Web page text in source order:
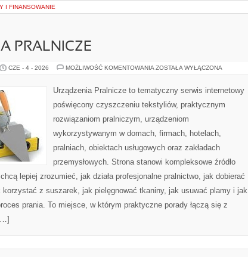
I FINANSOWANIE
PRALNICZE
CZE - 4 - 2026 MOŻLIWOŚĆ KOMENTOWANIA URZĄDZENIA
ZOSTAŁA WYŁĄCZONA
Urządzenia Pralnicze to tematyczny serwis internetowy
poświęcony czyszczeniu tekstyliów, praktycznym
rozwiązaniom pralniczym, urządzeniom
wykorzystywanym w domach, firmach, hotelach,
pralniach, obiektach usługowych oraz zakładach
przemysłowych. Strona stanowi kompleksowe źródło
lepiej zrozumieć, jak działa profesjonalne pralnictwo, jak dobierać
korzystać z suszarek, jak pielęgnować tkaniny, jak usuwać plamy i jak
prania. To miejsce, w którym praktyczne porady łączą się z